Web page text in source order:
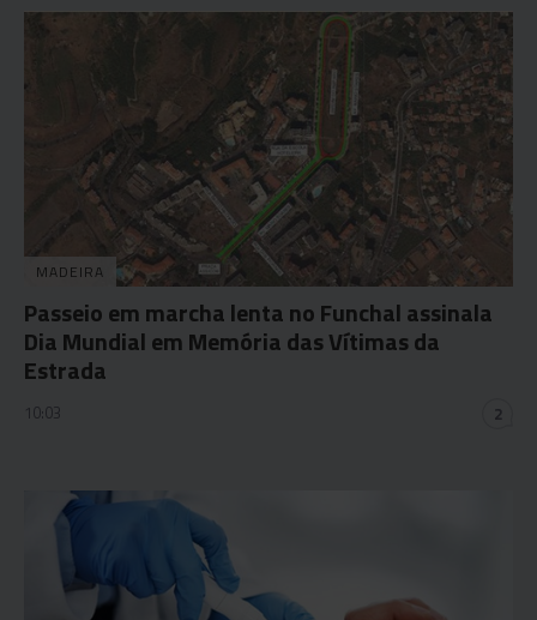
MADEIRA
Passeio em marcha lenta no Funchal assinala
Dia Mundial em Memória das Vítimas da
Estrada
10:03 2